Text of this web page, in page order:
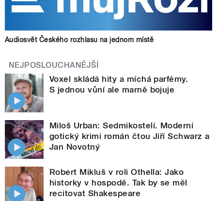
Audiosvět Českého rozhlasu na jednom místě
NEJPOSLOUCHANĚJŠÍ
Voxel skládá hity a míchá parfémy.
S jednou vůní ale marně bojuje
Miloš Urban: Sedmikostelí. Moderní
gotický krimi román čtou Jiří Schwarz a
Jan Novotný
Robert Mikluš v roli Othella: Jako
historky v hospodě. Tak by se měl
recitovat Shakespeare